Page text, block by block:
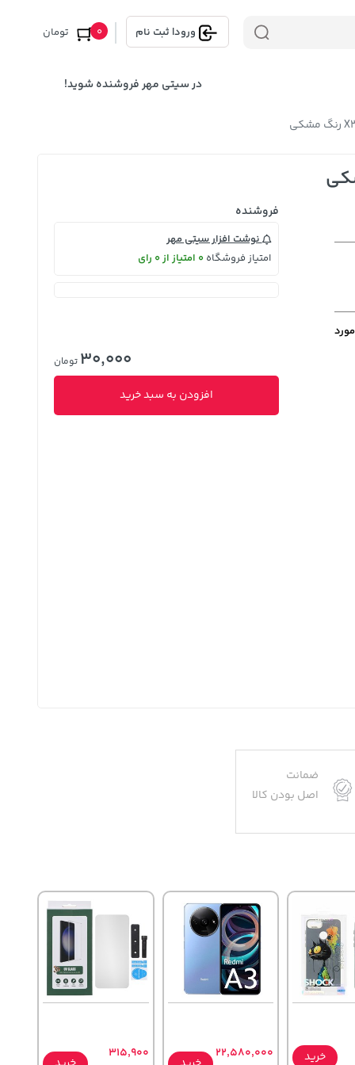
ورود| ثبت نام تومان 0
در سیتی مهر فروشنده شوید!
فروشنده
نوشت افزار سیتی مهر
امتیاز فروشگاه0 امتیاز از 0 رای
30,000 تومان
افزودن به سبد خرید
ضمانت
اصل بودن کالا
خرید
22,580,000
315,900